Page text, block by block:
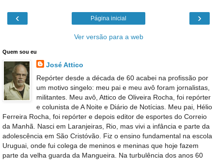
‹ ›
Página inicial
Ver versão para a web
Quem sou eu
José Attico
Repórter desde a década de 60 acabei na profissão por
um motivo singelo: meu pai e meu avô foram jornalistas,
militantes. Meu avô, Attico de Oliveira Rocha, foi repórter
e colunista de A Noite e Diário de Notícias. Meu pai, Hélio
Ferreira Rocha, foi repórter e depois editor de esportes do Correio
da Manhã. Nasci em Laranjeiras, Rio, mas vivi a infância e parte da
adolescência em São Cristóvão. Fiz o ensino fundamental na escola
Uruguai, onde fui colega de meninos e meninas que hoje fazem
parte da velha guarda da Mangueira. Na turbulência dos anos 60